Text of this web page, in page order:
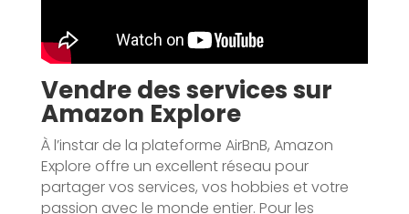
Vendre des services sur
Amazon Explore
À l’instar de la plateforme AirBnB, Amazon
Explore offre un excellent réseau pour
partager vos services, vos hobbies et votre
passion avec le monde entier. Pour les